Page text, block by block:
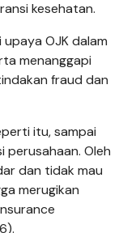
kesehatan.
OJK dalam
menanggapi
fraud dan
itu, sampai
perusahaan. Oleh
dan tidak mau
merugikan